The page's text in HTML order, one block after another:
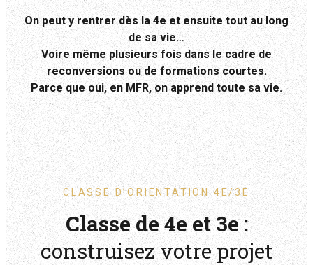
On peut y rentrer dès la 4e et ensuite tout au long
de sa vie…
Voire même plusieurs fois dans le cadre de
reconversions ou de formations courtes.
Parce que oui, en MFR, on apprend toute sa vie.
CLASSE D’ORIENTATION 4E/3E
Classe de 4e et 3e :
construisez votre projet